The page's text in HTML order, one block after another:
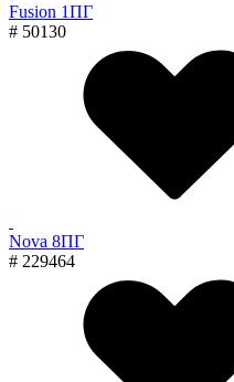
Fusion 1ПГ
# 50130
Nova 8ПГ
# 229464